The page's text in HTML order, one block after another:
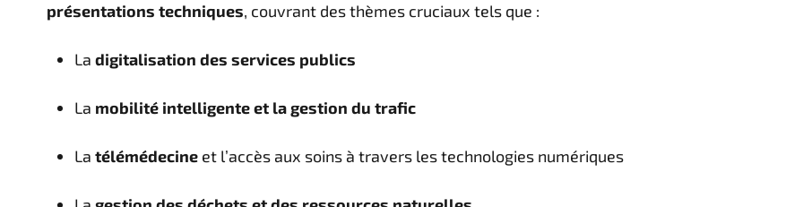
présentations techniques, couvrant des thèmes cruciaux tels que :
La digitalisation des services publics
La mobilité intelligente et la gestion du trafic
La télémédecineet l’accès aux soins à travers les technologies numériques